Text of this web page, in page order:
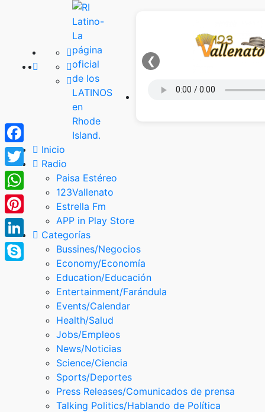
❮
Inicio
Radio
Paisa Estéreo
123Vallenato
Estrella Fm
APP in Play Store
Categorías
Bussines/Negocios
Economy/Economía
Education/Educación
Entertainment/Farándula
Events/Calendar
Health/Salud
Jobs/Empleos
News/Noticias
Science/Ciencia
Sports/Deportes
Press Releases/Comunicados de prensa
Talking Politics/Hablando de Política
Facebook
Twitter
WhatsApp
Pinterest
LinkedIn